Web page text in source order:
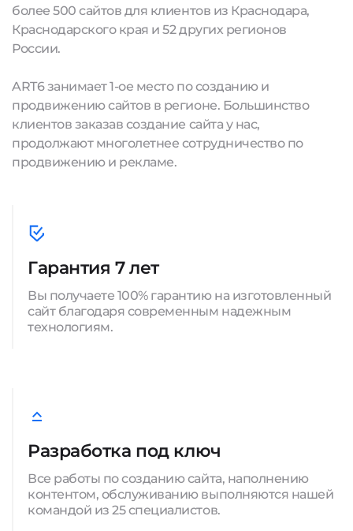
более 500 сайтов для клиентов из Краснодара,
Краснодарского края и 52 других регионов
России.
ART6 занимает 1-ое место по созданию и
продвижению сайтов в регионе. Большинство
клиентов заказав создание сайта у нас,
продолжают многолетнее сотрудничество по
продвижению и рекламе.
Гарантия 7 лет
Вы получаете 100% гарантию на изготовленный
сайт благодаря современным надежным
технологиям.
Разработка под ключ
Все работы по созданию сайта, наполнению
контентом, обслуживанию выполняются нашей
командой из 25 специалистов.